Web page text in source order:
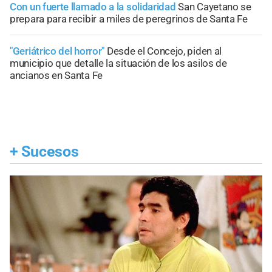
Con un fuerte llamado a la solidaridad San Cayetano se
prepara para recibir a miles de peregrinos de Santa Fe
"Geriátrico del horror" Desde el Concejo, piden al
municipio que detalle la situación de los asilos de
ancianos en Santa Fe
+ Sucesos